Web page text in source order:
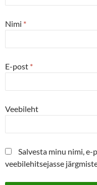
Nimi *
E-post *
Veebileht
Salvesta minu nimi, e-
veebilehitsejasse